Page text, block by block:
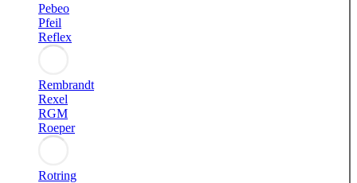
Pebeo
Pfeil
Reflex
Rembrandt
Rexel
RGM
Roeper
Rotring